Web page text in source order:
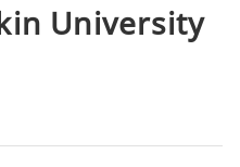
University